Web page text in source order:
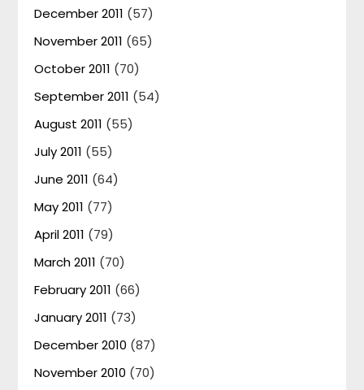
December 2011 (57)
November 2011 (65)
October 2011 (70)
September 2011 (54)
August 2011 (55)
July 2011 (55)
June 2011 (64)
May 2011 (77)
April 2011 (79)
March 2011 (70)
February 2011 (66)
January 2011 (73)
December 2010 (87)
November 2010 (70)